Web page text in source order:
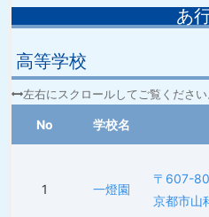
あ
高等学校
No 学校名
1 一燈園
〒607-
京都市山